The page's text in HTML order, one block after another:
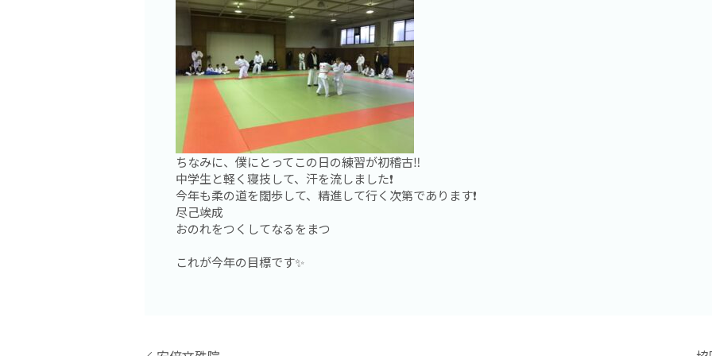
ちなみに、僕にとってこの日の練習が初稽古‼️
中学生と軽く寝技して、汗を流しました❗️
今年も柔の道を闊歩して、精進して行く次第であります❗️
尽己竢成
おのれをつくしてなるをまつ
これが今年の目標です✨